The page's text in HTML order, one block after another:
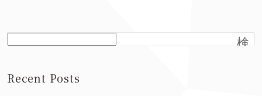
検
Recent Posts